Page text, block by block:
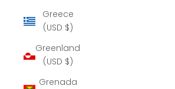
Greece
(USD $)
Greenland
(USD $)
Grenada